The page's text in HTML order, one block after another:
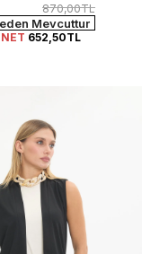
870,00TL
Mevcuttur
652,50TL